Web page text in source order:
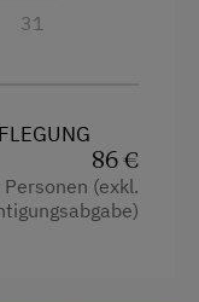
Sie
31
86 €
(exkl.